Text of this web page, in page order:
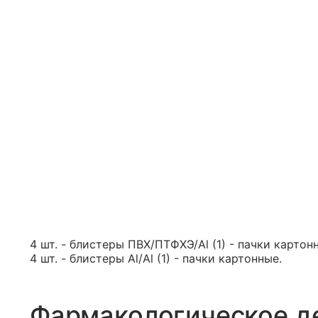
4 шт. - блистеры ПВХ/ПТФХЭ/Al (1) - пачки
4 шт. - блистеры Al/Al (1) - пачки картонные.